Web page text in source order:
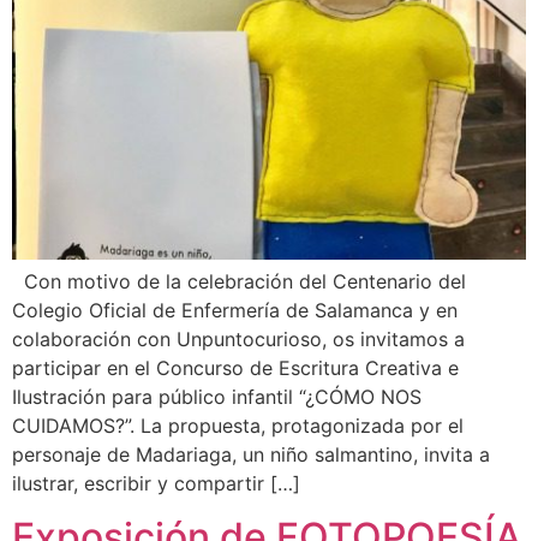
Con motivo de la celebración del Centenario del
Colegio Oficial de Enfermería de Salamanca y en
colaboración con Unpuntocurioso, os invitamos a
participar en el Concurso de Escritura Creativa e
Ilustración para público infantil “¿CÓMO NOS
CUIDAMOS?”. La propuesta, protagonizada por el
personaje de Madariaga, un niño salmantino, invita a
ilustrar, escribir y compartir […]